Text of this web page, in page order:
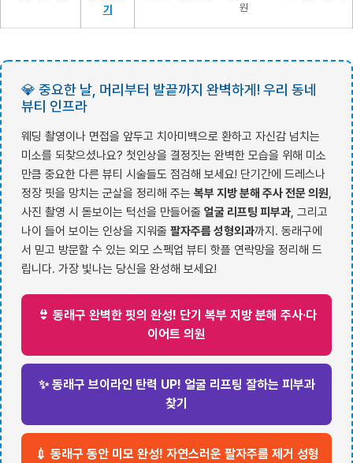
기
원
💎 중요한 날, 머리부터 발끝까지 완벽하게! 우리 동네
뷰티 인프라
웨딩 촬영이나 면접을 앞두고 치아미백으로 환하고 자신감 넘치는
미소를 되찾으셨나요? 첫인상을 결정짓는 완벽한 모습을 위해 미소
만큼 중요한 다른 뷰티 시술들도 점검해 보세요! 단기간에 드레스나
정장 핏을 망치는 군살을 정리해 주는 복부 지방 분해 주사 전문 의원
사진 촬영 시 돋보이는 턱선을 만들어줄 얼굴 리프팅 피부과 , 그리고
나이 들어 보이는 인상을 지워줄 팔자주름 성형외과까지. 동래구에
서 믿고 방문할 수 있는 외모 스펙업 뷰티 핫플 연락망을 정리해 드
립니다. 가장 빛나는 당신을 완성해 보세요!
👙 동래구 완벽한 핏의 완성! 단기 복부 지방 분해 주사·다
이어트 의원
✨ 동래구 브이라인 탄력 UP! 얼굴 리프팅 잘하는 피부과
찾기
💉 동래구 동안 미모 완성! 자연스러운 팔자주름 제거 성형